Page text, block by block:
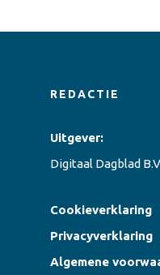
REDACTIE
Uitgever:
Digitaal Dagblad
Cookieverklaring
Privacyverklaring
Algemene